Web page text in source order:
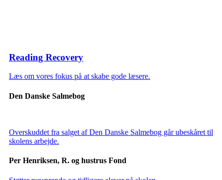
Reading Recovery
Læs om vores fokus på at skabe gode læsere.
Den Danske Salmebog
Overskuddet fra salget af Den Danske Salmebog går ubeskåret til
skolens arbejde.
Per Henriksen, R. og hustrus Fond